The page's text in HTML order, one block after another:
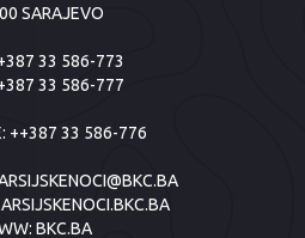
SARAJEVO
33 586-773
33 586-777
++387 33 586-776
BKC.BA